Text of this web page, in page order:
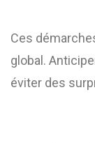
Ces
global.
éviter des